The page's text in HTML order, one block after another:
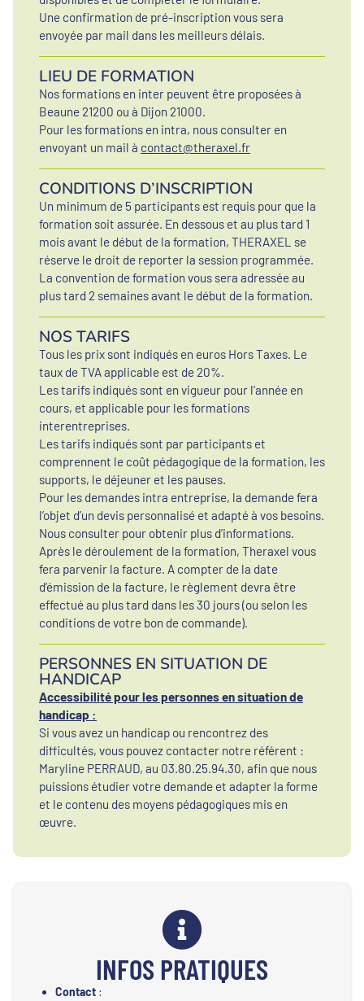
Une confirmation de pré-inscription vous sera
envoyée par mail dans les meilleurs délais.
LIEU DE FORMATION
Nos formations en inter peuvent être proposées à
Beaune 21200 ou à Dijon 21000.
Pour les formations en intra, nous consulter en
envoyant un mail à contact@theraxel.fr
CONDITIONS D’INSCRIPTION
Un minimum de 5 participants est requis pour que la
formation soit assurée. En dessous et au plus tard 1
mois avant le début de la formation, THERAXEL se
réserve le droit de reporter la session programmée.
La convention de formation vous sera adressée au
plus tard 2 semaines avant le début de la formation.
NOS TARIFS
Tous les prix sont indiqués en euros Hors Taxes. Le
taux de TVA applicable est de 20%.
Les tarifs indiqués sont en vigueur pour l’année en
cours, et applicable pour les formations
interentreprises.
Les tarifs indiqués sont par participants et
comprennent le coût pédagogique de la formation, les
supports, le déjeuner et les pauses.
Pour les demandes intra entreprise, la demande fera
l’objet d’un devis personnalisé et adapté à vos besoins.
Nous consulter pour obtenir plus d’informations.
Après le déroulement de la formation, Theraxel vous
fera parvenir la facture. A compter de la date
d’émission de la facture, le règlement devra être
effectué au plus tard dans les 30 jours (ou selon les
conditions de votre bon de commande).
PERSONNES EN SITUATION DE
HANDICAP
Accessibilité pour les personnes en situation de
handicap :
Si vous avez un handicap ou rencontrez des
difficultés, vous pouvez contacter notre référent :
Maryline PERRAUD, au 03.80.25.94.30, afin que nous
puissions étudier votre demande et adapter la forme
et le contenu des moyens pédagogiques mis en
œuvre.
INFOS PRATIQUES
Contact :